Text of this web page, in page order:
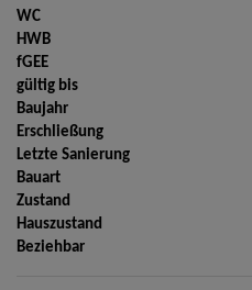
WC
HWB
fGEE
gültig bis
Baujahr
Erschließung
Letzte Sanierung
Bauart
Zustand
Hauszustand
Beziehbar